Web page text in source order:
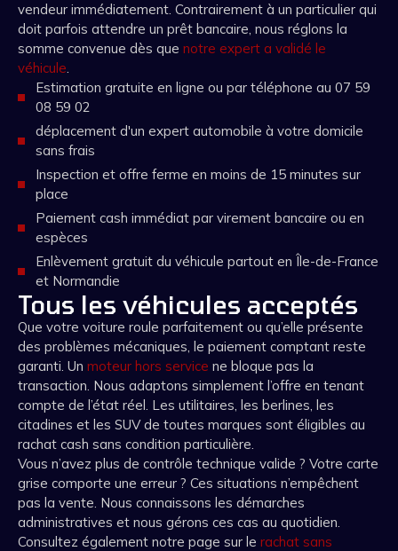
vendeur immédiatement. Contrairement à un particulier qui
doit parfois attendre un prêt bancaire, nous réglons la
somme convenue dès que notre expert a validé le
véhicule.
Estimation gratuite en ligne ou par téléphone au 07 59
08 59 02
déplacement d'un expert automobile à votre domicile
sans frais
Inspection et offre ferme en moins de 15 minutes sur
place
Paiement cash immédiat par virement bancaire ou en
espèces
Enlèvement gratuit du véhicule partout en Île-de-France
et Normandie
Tous les véhicules acceptés
Que votre voiture roule parfaitement ou qu’elle présente
des problèmes mécaniques, le paiement comptant reste
garanti. Un moteur hors service ne bloque pas la
transaction. Nous adaptons simplement l’offre en tenant
compte de l’état réel. Les utilitaires, les berlines, les
citadines et les SUV de toutes marques sont éligibles au
rachat cash sans condition particulière.
Vous n’avez plus de contrôle technique valide ? Votre carte
grise comporte une erreur ? Ces situations n’empêchent
pas la vente. Nous connaissons les démarches
administratives et nous gérons ces cas au quotidien.
Consultez également notre page sur le rachat sans